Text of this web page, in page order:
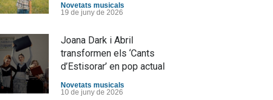
Novetats musicals
19 de juny de 2026
Joana Dark i Abril
transformen els ‘Cants
d’Estisorar’ en pop actual
Novetats musicals
10 de juny de 2026